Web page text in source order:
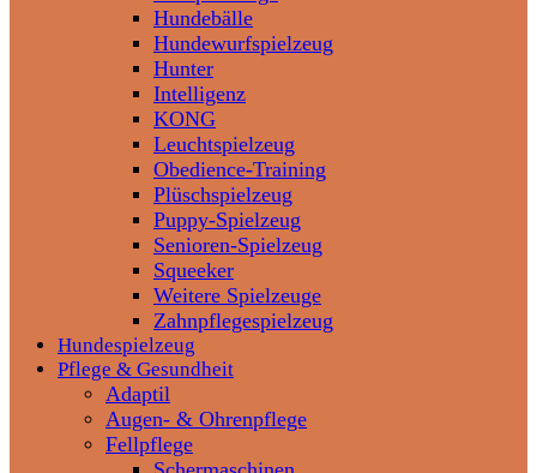
Hundebälle
Hundewurfspielzeug
Hunter
Intelligenz
KONG
Leuchtspielzeug
Obedience-Training
Plüschspielzeug
Puppy-Spielzeug
Senioren-Spielzeug
Squeeker
Weitere Spielzeuge
Zahnpflegespielzeug
Hundespielzeug
Pflege & Gesundheit
Adaptil
Augen- & Ohrenpflege
Fellpflege